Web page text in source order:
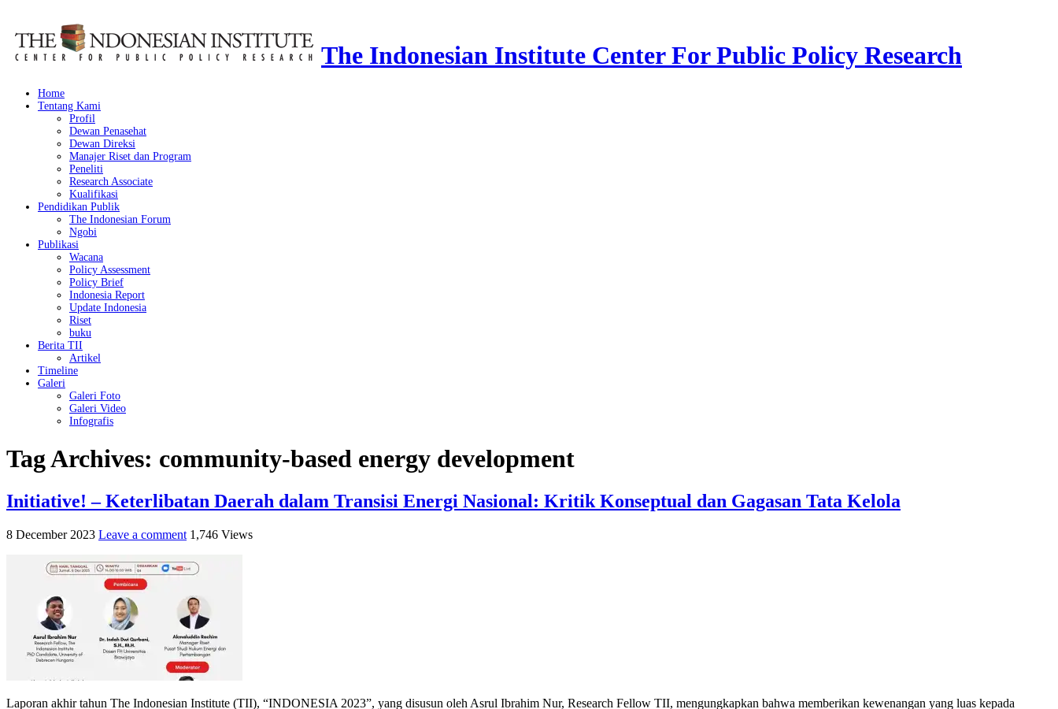
The Indonesian Institute Center For Public Policy Research
Home
Tentang Kami
Profil
Dewan Penasehat
Dewan Direksi
Manajer Riset dan Program
Peneliti
Research Associate
Kualifikasi
Pendidikan Publik
The Indonesian Forum
Ngobi
Publikasi
Wacana
Policy Assessment
Policy Brief
Indonesia Report
Update Indonesia
Riset
buku
Berita TII
Artikel
Timeline
Galeri
Galeri Foto
Galeri Video
Infografis
Tag Archives: community-based energy development
Initiative! – Keterlibatan Daerah dalam Transisi Energi Nasional: Kritik Konseptual dan Gagasan Tata Kelola
8 December 2023 Leave a comment 1,746 Views
Laporan akhir tahun The Indonesian Institute (TII), “INDONESIA 2023”, yang disusun oleh Asrul Ibrahim Nur, Research Fellow TII, mengungkapkan bahwa memberikan kewenangan yang luas kepada